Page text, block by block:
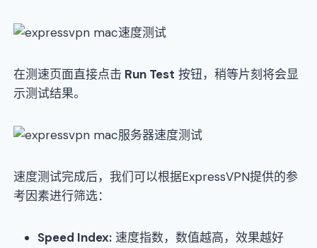
在测速页面直接点击 Run Test 按钮，稍等片刻将会显
示测试结果。
速度测试完成后，我们可以根据ExpressVPN提供的参
考因素进行筛选：
Speed Index: 速度指数，数值越高，效果越好